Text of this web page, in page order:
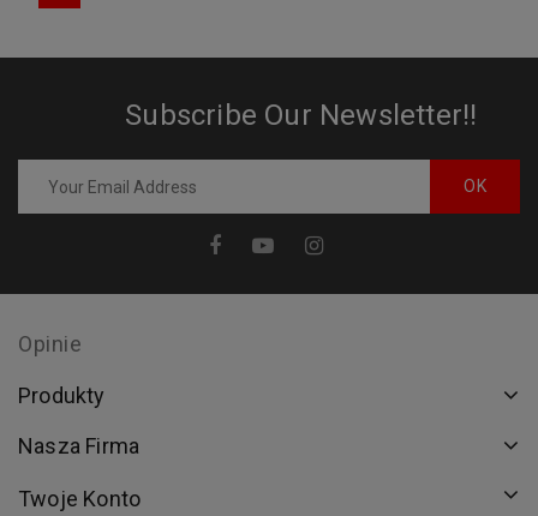
Subscribe Our Newsletter!!
Opinie
Produkty
Nasza Firma
Twoje Konto